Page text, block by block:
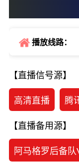
播放线路：
【直播信号源】
高清直播 腾
【直播备用源】
阿马格罗后备